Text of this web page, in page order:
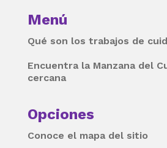
Menú
Qué son los trabajos de
Encuentra la Manzana del
cercana
Opciones
Conoce el mapa del sitio